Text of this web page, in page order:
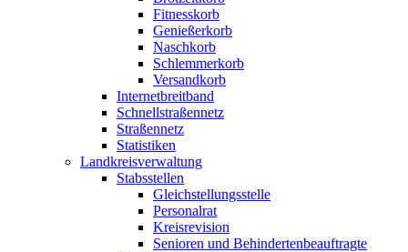
Fitnesskorb
Genießerkorb
Naschkorb
Schlemmerkorb
Versandkorb
Internetbreitband
Schnellstraßennetz
Straßennetz
Statistiken
Landkreisverwaltung
Stabsstellen
Gleichstellungsstelle
Personalrat
Kreisrevision
Senioren und Behindertenbeauftragte